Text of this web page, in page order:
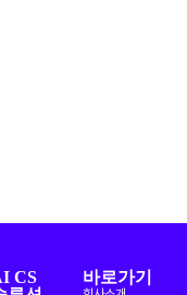
CS 바로가기